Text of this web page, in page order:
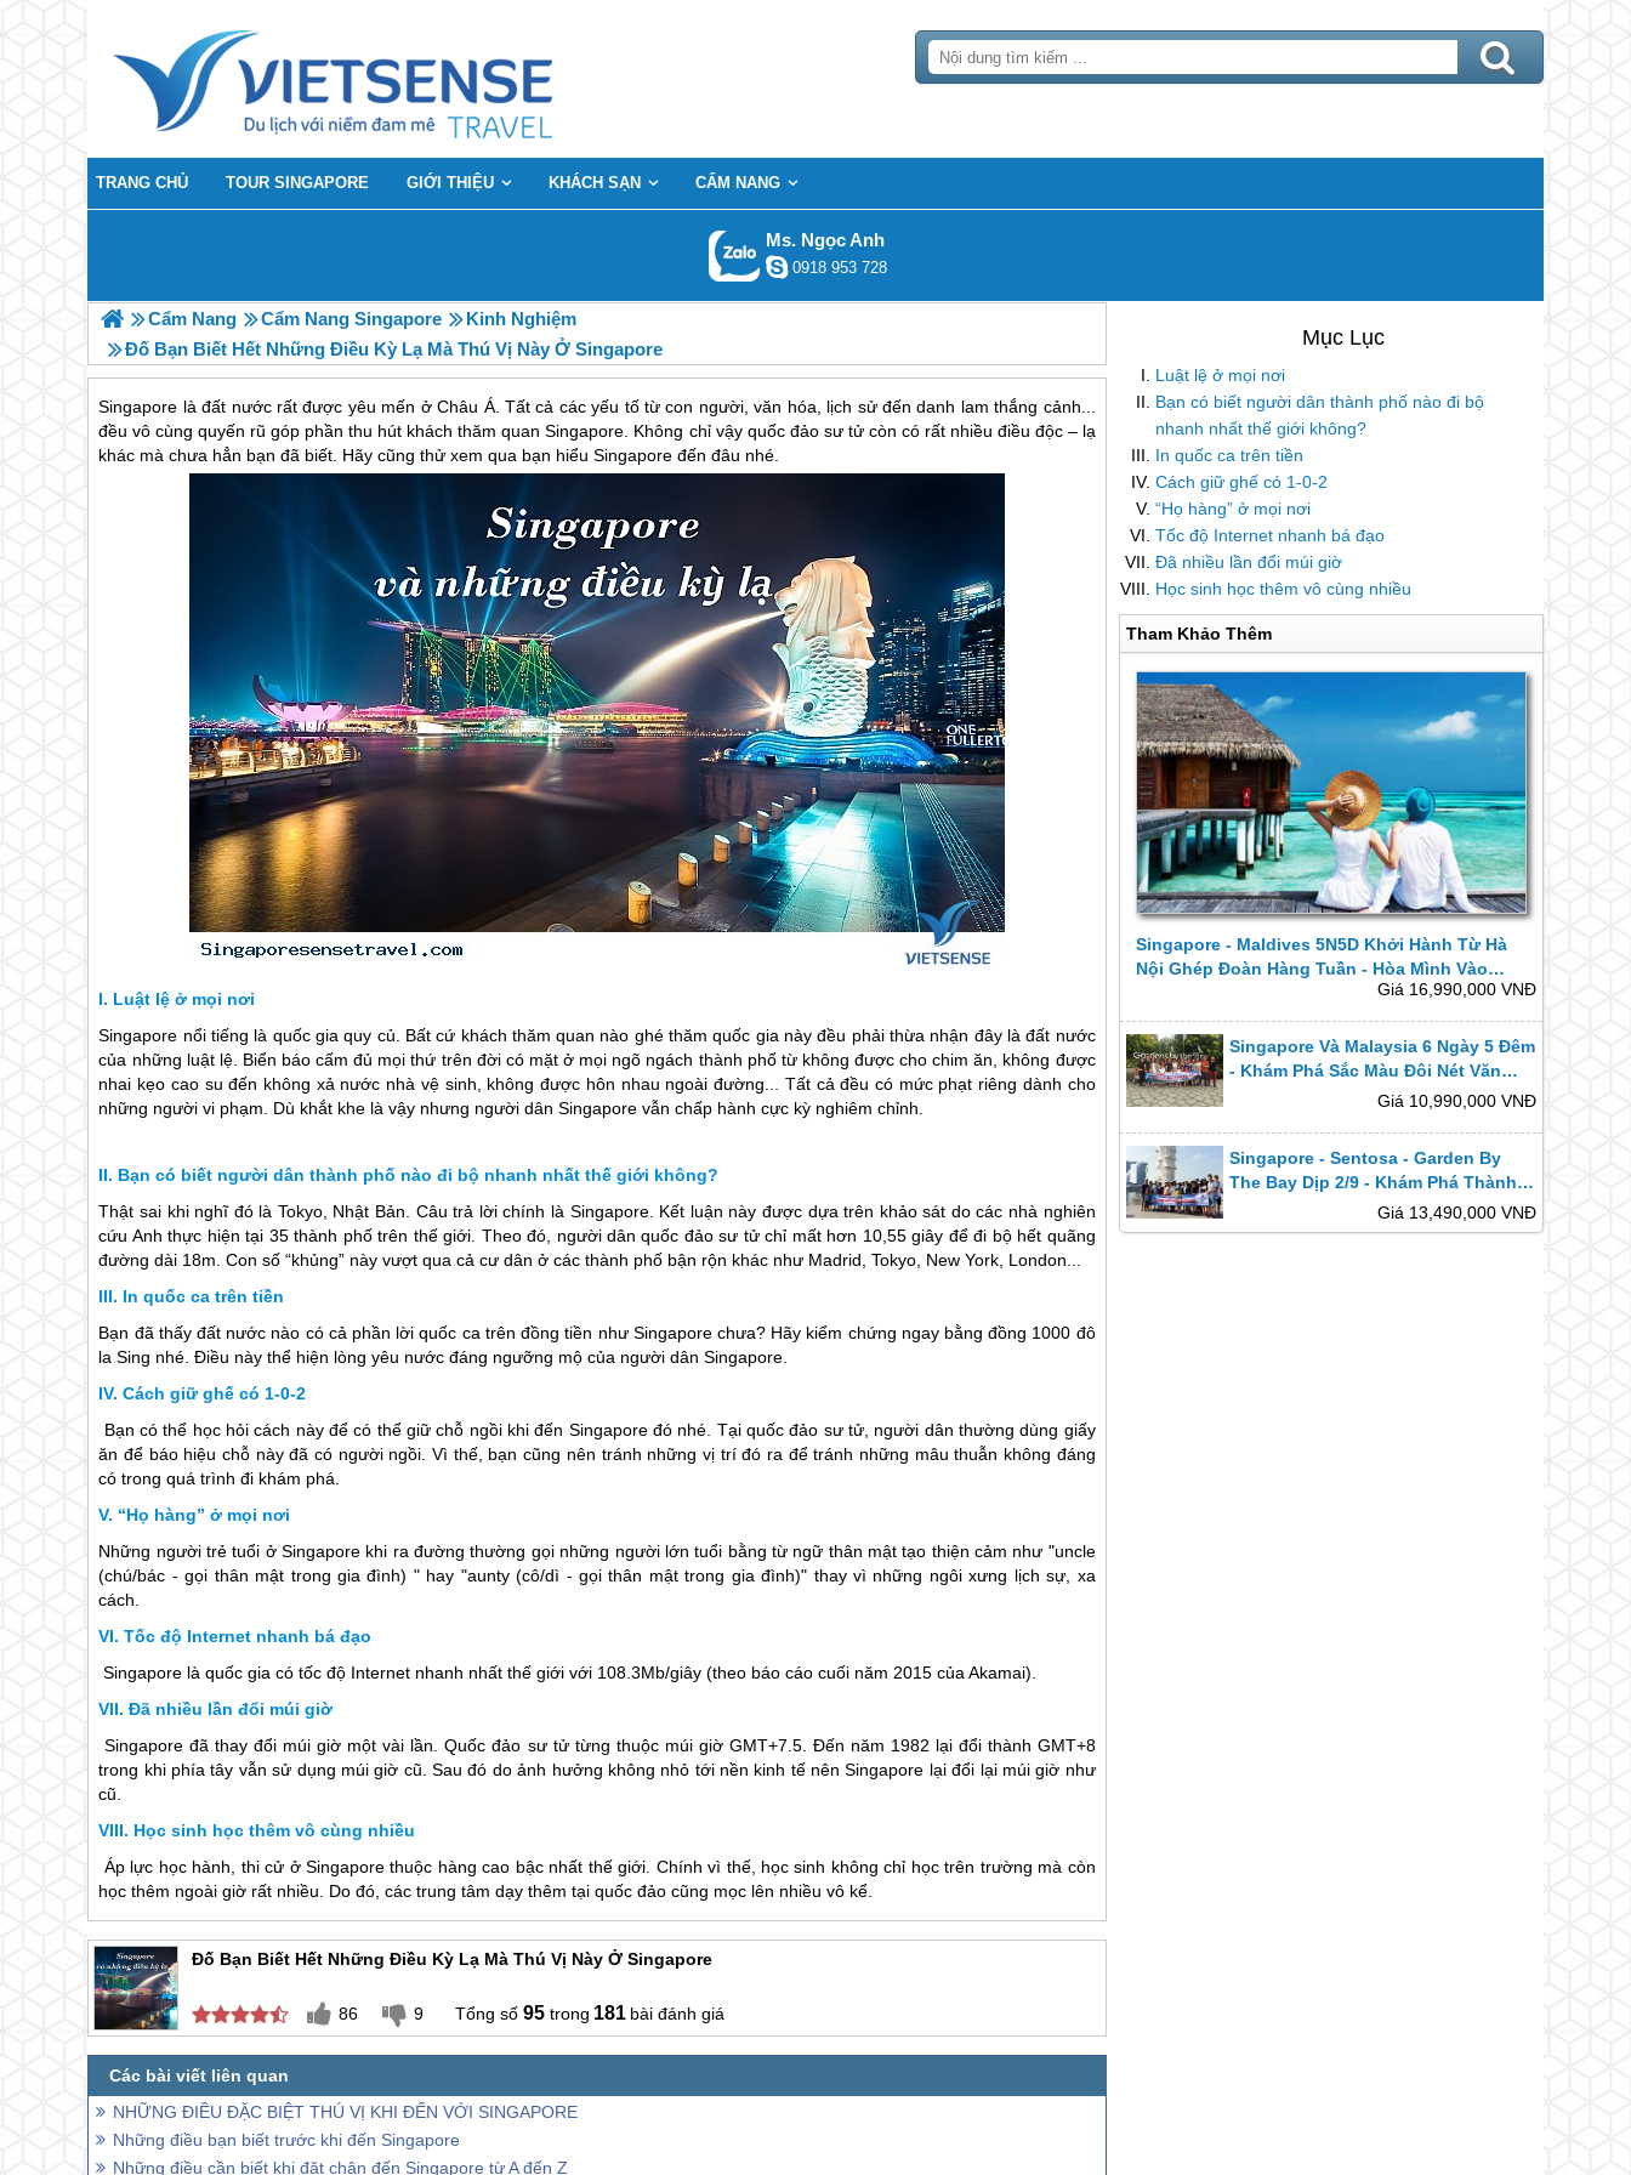
TRANG CHỦ TOUR SINGAPORE GIỚI THIỆU KHÁCH SẠN CẨM NANG
Ms. Ngọc Anh
0918 953 728
Luật lệ ở mọi nơi
Bạn có biết người dân thành phố nào đi bộ
nhanh nhất thế giới không?
In quốc ca trên tiền
Cách giữ ghế có 1-0-2
“Họ hàng” ở mọi nơi
Tốc độ Internet nhanh bá đạo
Đã nhiều lần đổi múi giờ
Học sinh học thêm vô cùng nhiều
Tham Khảo Thêm
Singapore - Maldives 5N5D Khởi Hành Từ Hà
Nội Ghép Đoàn Hàng Tuần - Hòa Mình Vào
Thiên Đường Biển Xanh Và Trải Nghiệm Tuyệt
Vời.
Giá 16,990,000 VNĐ
Singapore Và Malaysia 6 Ngày 5 Đêm
- Khám Phá Sắc Màu Đôi Nét Văn
Giá 10,990,000 VNĐ
Singapore - Sentosa - Garden By
The Bay Dịp 2/9 - Khám Phá Thành
Phố Sôi Động Và Trải Nghiệm Lễ Hội
Đặc Sắc.
Giá 13,490,000 VNĐ
Cẩm Nang Cẩm Nang Singapore
Kinh Nghiệm
Đố Bạn Biết Hết Những Điều Kỳ Lạ Mà Thú Vị Này Ở Singapore
Singapore là đất nước rất được yêu mến ở Châu Á. Tất cả các yếu tố từ con người, văn hóa, lịch sử đến danh lam thắng cảnh...
đều vô cùng quyến rũ góp phần thu hút khách thăm quan Singapore. Không chỉ vậy quốc đảo sư tử còn có rất nhiều điều độc – lạ
khác mà chưa hẳn bạn đã biết. Hãy cũng thử xem qua bạn hiểu Singapore đến đâu nhé.
Luật lệ ở mọi nơi
Singapore nổi tiếng là quốc gia quy củ. Bất cứ khách thăm quan nào ghé thăm quốc gia này đều phải thừa nhận đây là đất nước
của những luật lệ. Biển báo cấm đủ mọi thứ trên đời có mặt ở mọi ngõ ngách thành phố từ không được cho chim ăn, không được
nhai kẹo cao su đến không xả nước nhà vệ sinh, không được hôn nhau ngoài đường... Tất cả đều có mức phạt riêng dành cho
những người vi phạm. Dù khắt khe là vậy nhưng người dânSingapore vẫn chấp hành cực kỳ nghiêm chỉnh.
Bạn có biết người dân thành phố nào đi bộ nhanh nhất thế giới không?
Thật sai khi nghĩ đó là Tokyo, Nhật Bản. Câu trả lời chính là Singapore. Kết luận này được dựa trên khảo sát do các nhà nghiên
cứu Anh thực hiện tại 35 thành phố trên thế giới. Theo đó, người dân quốc đảo sư tử chỉ mất hơn 10,55 giây để đi bộ hết quãng
đường dài 18m. Con số “khủng” này vượt qua cả cư dân ở các thành phố bận rộn khác như Madrid, Tokyo, New York, London...
In quốc ca trên tiền
Bạn đã thấy đất nước nào có cả phần lời quốc ca trên đồng tiền như Singaporechưa? Hãy kiểm chứng ngay bằng đồng 1000 đô
la Sing nhé. Điều này thể hiện lòng yêu nước đáng ngưỡng mộ của người dânSingapore.
Cách giữ ghế có 1-0-2
Bạn có thể học hỏi cách này để có thể giữ chỗ ngồi khi đến Singapoređó nhé. Tại quốc đảo sư tử, người dân thường dùng giấy
ăn để báo hiệu chỗ này đã có người ngồi. Vì thế, bạn cũng nên tránh những vị trí đó ra để tránh những mâu thuẫn không đáng
có trong quá trình đi khám phá.
“Họ hàng” ở mọi nơi
Những người trẻ tuổi ởSingapore khi ra đường thường gọi những người lớn tuổi bằng từ ngữ thân mật tạo thiện cảm như "uncle
(chú/bác - gọi thân mật trong gia đình) " hay "aunty (cô/dì - gọi thân mật trong gia đình)" thay vì những ngôi xưng lịch sự, xa
cách.
Tốc độ Internet nhanh bá đạo
Singapore là quốc gia có tốc độ Internet nhanh nhất thế giới với 108.3Mb/giây (theo báo cáo cuối năm 2015 của Akamai).
Đã nhiều lần đổi múi giờ
Singapore đã thay đổi múi giờ một vài lần. Quốc đảo sư tử từng thuộc múi giờ GMT+7.5. Đến năm 1982 lại đổi thành GMT+8
trong khi phía tây vẫn sử dụng múi giờ cũ. Sau đó do ảnh hưởng không nhỏ tới nền kinh tế nênSingapore lại đổi lại múi giờ như
cũ.
Học sinh học thêm vô cùng nhiều
Áp lực học hành, thi cử ởSingapore thuộc hàng cao bậc nhất thế giới. Chính vì thế, học sinh không chỉ học trên trường mà còn
học thêm ngoài giờ rất nhiều. Do đó, các trung tâm dạy thêm tại quốc đảo cũng mọc lên nhiều vô kể.
Đố Bạn Biết Hết Những Điều Kỳ Lạ Mà Thú Vị Này Ở Singapore
86 9 95 181 bài đánh giá
NHỮNG ĐIỀU ĐẶC BIỆT THÚ VỊ KHI ĐẾN VỚI SINGAPORE
Những điều bạn biết trước khi đến Singapore
Những điều cần biết khi đặt chân đến Singapore từ A đến Z